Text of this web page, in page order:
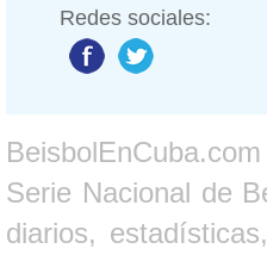
Redes sociales:
Serie Nacional de
diarios,